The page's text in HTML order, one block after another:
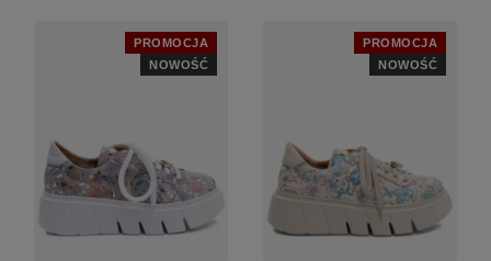
PROMOCJA
NOWOŚĆ
PROMOCJA
NOWOŚĆ